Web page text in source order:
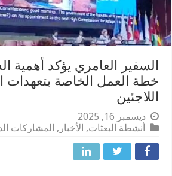
السفير العامري يؤكد أهمية
خطة العمل الخاصة بتعهدات
اللاجئين
ديسمبر 16, 2025
أنشطة البعثات, الأخبار , المشاركات